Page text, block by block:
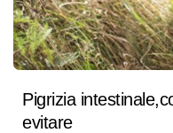
Pigrizia
evitare